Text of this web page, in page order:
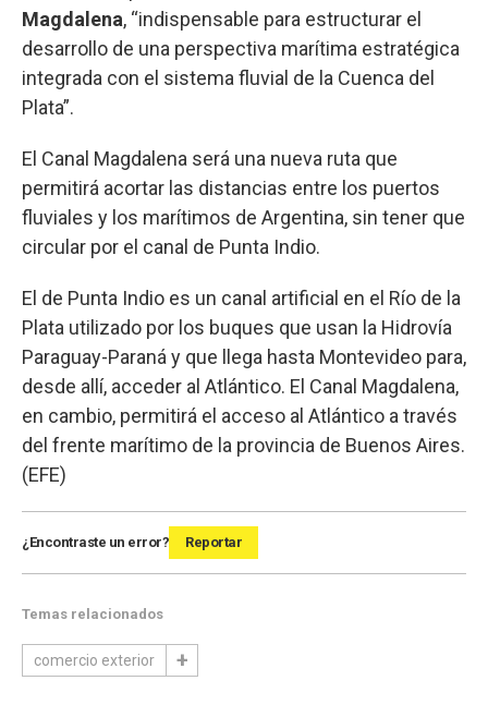
Magdalena, “indispensable para estructurar el
desarrollo de una perspectiva marítima estratégica
integrada con el sistema fluvial de la Cuenca del
Plata”.
El Canal Magdalena será una nueva ruta que
permitirá acortar las distancias entre los puertos
fluviales y los marítimos de Argentina, sin tener que
circular por el canal de Punta Indio.
El de Punta Indio es un canal artificial en el Río de la
Plata utilizado por los buques que usan la Hidrovía
Paraguay-Paraná y que llega hasta Montevideo para,
desde allí, acceder al Atlántico. El Canal Magdalena,
en cambio, permitirá el acceso al Atlántico a través
del frente marítimo de la provincia de Buenos Aires.
(EFE)
¿Encontraste un error? Reportar
Temas relacionados
comercio exterior